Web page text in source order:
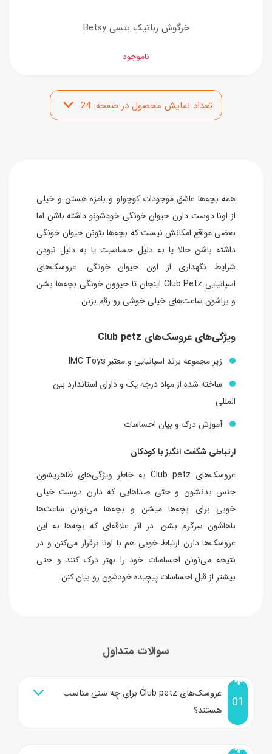
خرگوش رباتیک بتسی Betsy
ناموجود
همه بچه‌ها عاشق موجودات کوچولو و بامزه‌ هستن و خیلی
از اونا دوست دارن حیوان خونگی خودشونو داشته باشن اما
بعضی مواقع امکانش نیست که بچه‌ها بتونن حیوان خونگی
داشته باشن حالا یا به دلیل حساسیت یا به دلیل نبودن
شرایط نگهداری از اون حیوان خونگی. عروسک‌های
اسپانیایی Club Petz اینجان تا حیوون خونگی بچه‌ها بشن
و براشون ساعت‌های خیلی خوشی رو رقم بزنن.
ویژگی‌های عروسک‌های Club petz
زیر مجموعه برند اسپانیایی و معتبر IMC Toys
ساخته شده از مواد درجه یک و دارای استاندارد بین
المللی
آموزش درک و بیان احساسات
ارتباطی شگفت انگیز با کودکان
عروسک‌های Club petz به خاطر ویژگی‌های ظاهریشون
جنس بدنشون و حتی صداهایی که دارن دوست خیلی
خوبی برای بچه‌ها میشن و بچه‌ها می‌تونن ساعت‌ها
باهاشون سرگرم بشن. در اثر علاقه‌ای که بچه‌ها به این
عروسک‌ها دارن ارتباط خوبی هم با اونا برقرار می‌کنن و در
نتیجه می‌تونن احساسات خود را بهتر درک کنند و حتی
بیشتر از قبل احساسات پیچیده خودشون رو بیان کنن.
سوالات متداول
01
عروسک‌های Club petz برای چه سنی مناسب
هستند؟